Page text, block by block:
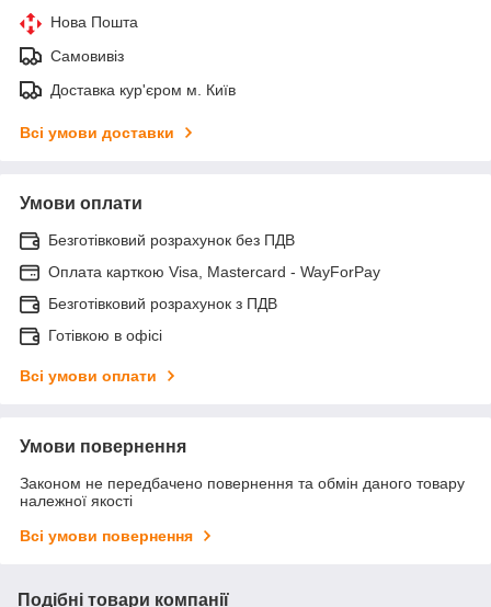
Нова Пошта
Самовивіз
Доставка кур'єром м. Київ
Всі умови доставки
Умови оплати
Безготівковий розрахунок без ПДВ
Оплата карткою Visa, Mastercard - WayForPay
Безготівковий розрахунок з ПДВ
Готівкою в офісі
Всі умови оплати
Умови повернення
Законом не передбачено повернення та обмін даного товару
належної якості
Всі умови повернення
Подібні товари компанії